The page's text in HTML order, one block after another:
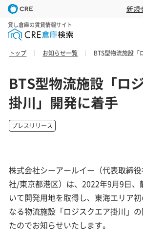
新規
貸し倉庫の賃貸情報サイト
トップ お知らせ一覧
BTS型物流施設「ロ
掛川」開発に着手
プレスリリース
株式会社シーアールイー（代表取締
社/東京都港区）は、2022年9月9日、
いて開発用地を取得し、東海エリア
なる物流施設「ロジスクエア掛川」
たのでお知らせいたします。